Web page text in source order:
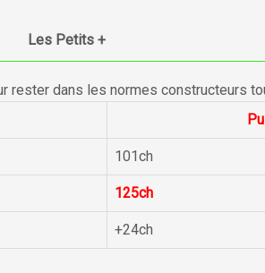
Les Petits +
rester dans les normes constructeurs
101ch
125ch
+24ch